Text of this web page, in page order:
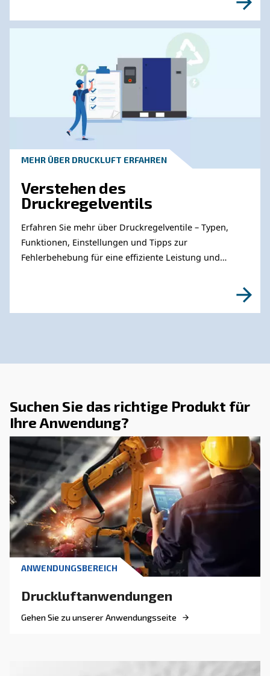
Erfahren Sie mehr zu
Themen
Der vollständige
Kondensatmanagement
Druckluftkompressoren
Vollständiger Leitfaden zum
von Verdichtern: Ursachen, Risiken, Abläufe
Behandlung zur Vermeidung von Korrosion,
Ausfallzeiten und Geldbußen.